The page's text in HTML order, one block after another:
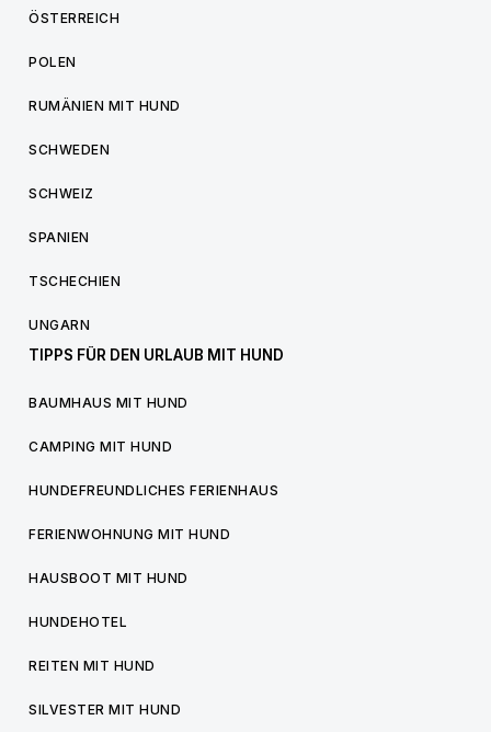
ÖSTERREICH
POLEN
RUMÄNIEN MIT HUND
SCHWEDEN
SCHWEIZ
SPANIEN
TSCHECHIEN
UNGARN
TIPPS FÜR DEN URLAUB MIT HUND
BAUMHAUS MIT HUND
CAMPING MIT HUND
HUNDEFREUNDLICHES FERIENHAUS
FERIENWOHNUNG MIT HUND
HAUSBOOT MIT HUND
HUNDEHOTEL
REITEN MIT HUND
SILVESTER MIT HUND